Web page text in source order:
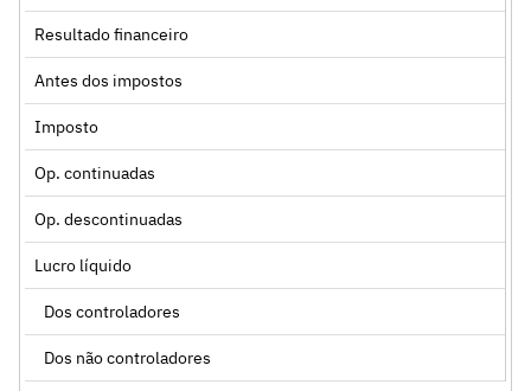
Resultado financeiro
Antes dos impostos
Imposto
Op. continuadas
Op. descontinuadas
Lucro líquido
Dos controladores
Dos não controladores